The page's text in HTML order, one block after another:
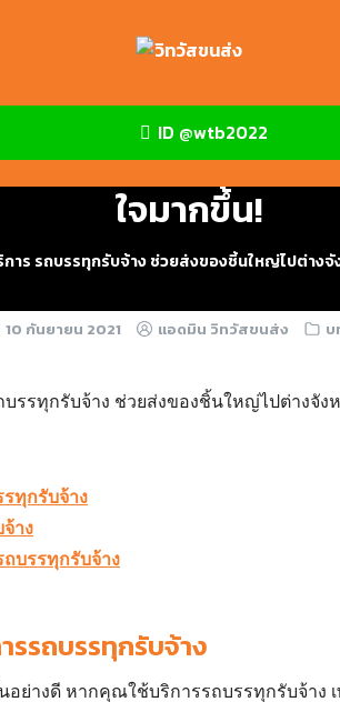
ID @wtb2022
บจ้าง ช่วยส่งของชิ้
ใจมากขึ้น!
าร รถบรรทุกรับจ้าง ช่วยส่งของชิ้นใหญ่ไปต่าง
10 กันยายน 2021 แอดมิน วิทวัสขนส่ง บ
ทุกรับจ้าง
าง
บรรทุกรับจ้าง
รรถบรรทุกรับจ้าง
อย่างดี หากคุณใช้บริการรถบรรทุกรับจ้าง